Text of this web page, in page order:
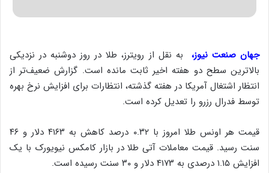
جهان صنعت نیوز،
به نقل از رویترز، طلا در روز دوشنبه در نزدیکی
بالاترین سطح دو هفته اخیر ثابت مانده است. گزارش ضعیف‌تر از
انتظار اشتغال آمریکا در هفته گذشته، انتظارات برای افزایش نرخ بهره
توسط فدرال رزرو را تعدیل کرده است.
قیمت هر اونس طلا امروز با ۰.۳۲ درصد کاهش به ۴۱۶۳ دلار و ۴۶
سنت رسید. قیمت معاملات آتی طلا در بازار کامکس نیویورک با یک
افزایش ۱.۱۵ درصدی به ۴۱۷۳ دلار و ۳۰ سنت رسیده است.